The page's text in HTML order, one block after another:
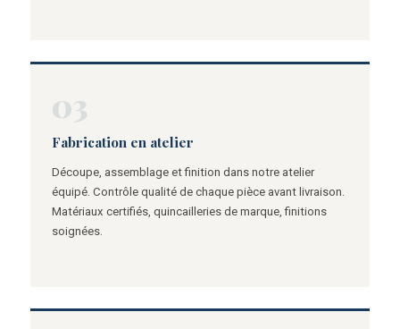
03
Fabrication en atelier
Découpe, assemblage et finition dans notre atelier
équipé. Contrôle qualité de chaque pièce avant livraison.
Matériaux certifiés, quincailleries de marque, finitions
soignées.